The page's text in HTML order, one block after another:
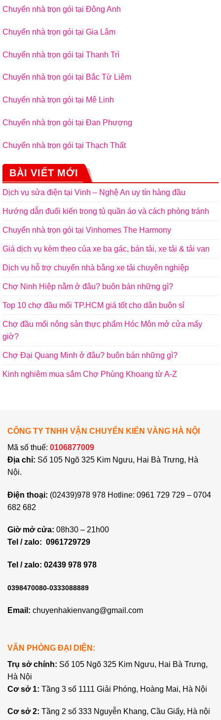
Chuyển nhà trọn gói tại Đông Anh
Chuyển nhà trọn gói tại Gia Lâm
Chuyển nhà trọn gói tại Thanh Trì
Chuyển nhà trọn gói tại Bắc Từ Liêm
Chuyển nhà trọn gói tại Mê Linh
Chuyển nhà trọn gói tại Đan Phượng
Chuyển nhà trọn gói tại Thạch Thất
BÀI VIẾT MỚI
Dịch vụ sửa điện tại Vinh – Nghệ An uy tín hàng đầu
Hướng dẫn đuổi kiến trong tủ quần áo và cách phòng tránh
Chuyển nhà trọn gói tại Vinhomes The Harmony
Giá dịch vụ kèm theo của xe ba gác, bán tải, xe tải & tải van
Dịch vụ hỗ trợ chuyển nhà bằng xe tải chuyên nghiệp
Chợ Ninh Hiệp nằm ở đâu? buôn bán những gì?
Top 10 chợ đầu mối TP.HCM giá tốt cho dân buôn sỉ
Chợ đầu mối nông sản thực phẩm Hóc Môn mở cửa mấy
giờ?
Chợ Đại Quang Minh ở đâu? buôn bán những gì?
Kinh nghiêm mua sắm Chợ Phùng Khoang từ A-Z
CÔNG TY TNHH VẬN CHUYỂN KIẾN VÀNG HÀ NỘI
Mã số thuế: 0106877009
Địa chỉ: Số 105 Ngõ 325 Kim Ngưu, Hai Bà Trưng, Hà
Nội.
Điện thoại: (02439)978 978 Hotline: 0961 729 729 – 0704
682 682
Giờ mở cửa: 08h30 – 21h00
Tel / zalo: 0961729729
Tel / zalo: 02439 978 978
0398470080-0333088889
Email: chuyenhakienvang@gmail.com
VĂN PHÒNG ĐẠI DIỆN:
Trụ sở chính: Số 105 Ngõ 325 Kim Ngưu, Hai Bà Trưng,
Hà Nội
Cơ sở 1: Tầng 3 số 1111 Giải Phóng, Hoàng Mai, Hà Nội
Cơ sở 2: Tầng 2 số 333 Nguyễn Khang, Cầu Giấy, Hà nội